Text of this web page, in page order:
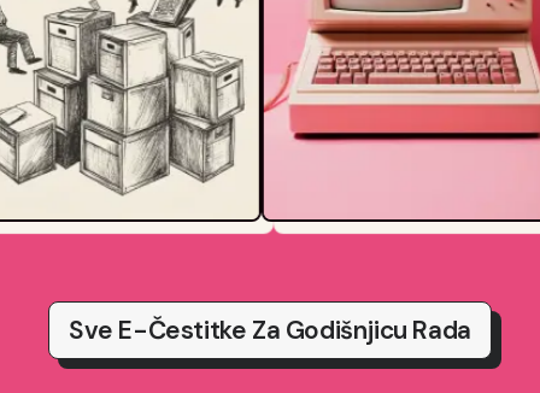
Sve E-Čestitke Za Godišnjicu Rada